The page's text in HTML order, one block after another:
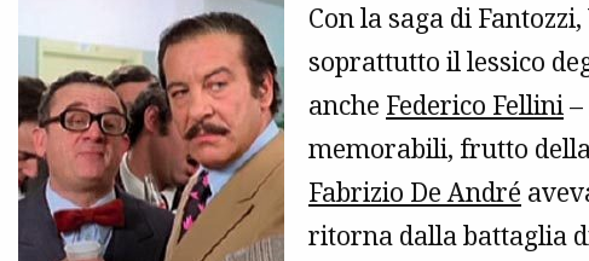
Con la saga di
soprattutto il lessico
anche Federico Fellini
memorabili, frutto
Fabrizio De André
ritorna dalla battaglia